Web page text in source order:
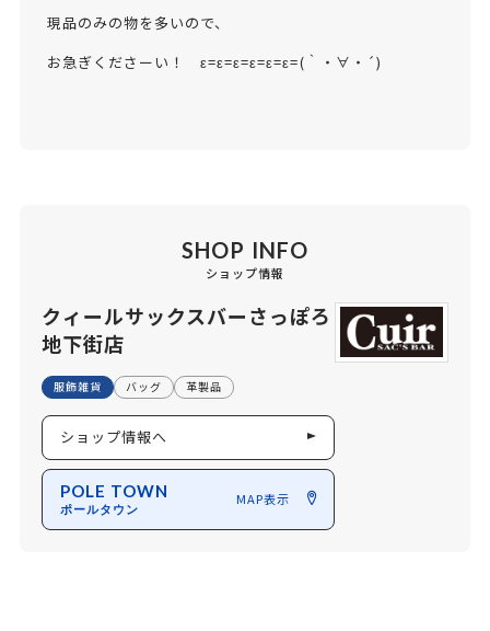
現品のみの物を多いので、
お急ぎくださーい！ ε=ε=ε=ε=ε=ε=(｀・∀・´)
SHOP INFO
ショップ情報
クィールサックスバーさっぽろ
地下街店
服飾雑貨 バッグ 革製品
ショップ情報へ
POLE TOWN
ポールタウン
MAP表示